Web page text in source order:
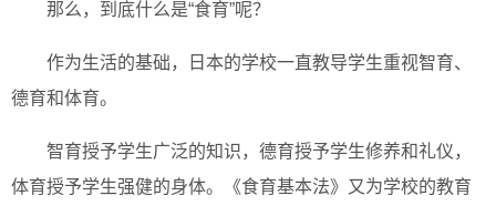
那么，到底什么是“食育”呢？
作为生活的基础，日本的学校一直教导学生重视智育、
德育和体育。
智育授予学生广泛的知识，德育授予学生修养和礼仪，
体育授予学生强健的身体。《食育基本法》又为学校的教育